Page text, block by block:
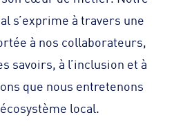
s’exprime à travers une
à nos collaborateurs,
savoirs, à l’inclusion et à
que nous entretenons
local.